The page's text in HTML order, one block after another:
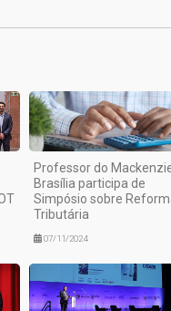
Professor do
Brasília participa de
Simpósio sobre
Tributária
07/11/2024